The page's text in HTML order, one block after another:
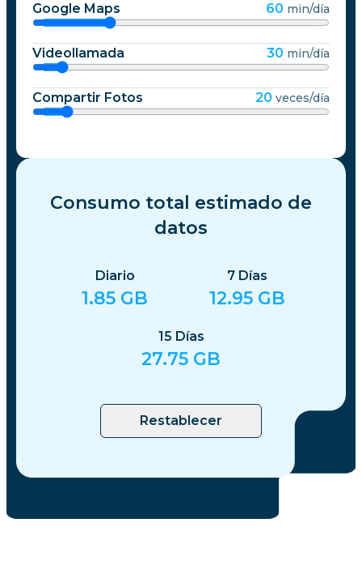
Google Maps 60 min/día
Videollamada 30 min/día
Compartir Fotos 20 veces/día
Consumo total estimado de
datos
Diario
1.85 GB
7 Días
12.95 GB
15 Días
27.75 GB
Restablecer